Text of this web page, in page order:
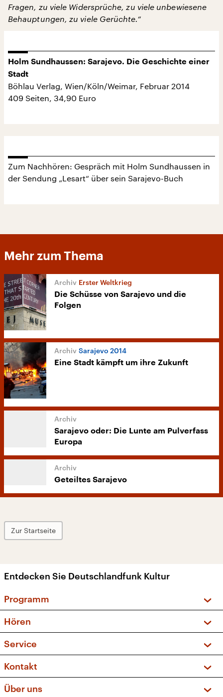
Fragen, zu viele Widersprüche, zu viele unbewiesene
Behauptungen, zu viele Gerüchte.“
Holm Sundhaussen: Sarajevo. Die Geschichte einer
Stadt
Böhlau Verlag, Wien/Köln/Weimar, Februar 2014
409 Seiten, 34,90 Euro
Zum Nachhören: Gespräch mit Holm Sundhaussen in
der Sendung „Lesart“ über sein Sarajevo-Buch
Mehr zum Thema
Erster Weltkrieg
Die Schüsse von Sarajevo und die
Folgen
Sarajevo 2014
Eine Stadt kämpft um ihre Zukunft
Sarajevo oder: Die Lunte am Pulverfass
Europa
Geteiltes Sarajevo
Zur Startseite
Entdecken Sie Deutschlandfunk Kultur
Programm
Sendungen und Podcasts
Musikliste
Kakadu – Das Kinderprogramm
Hören
Frequenzen (UKW + DAB+)
Service
FAQ
Apps
Newsletter
Kontakt
Über uns